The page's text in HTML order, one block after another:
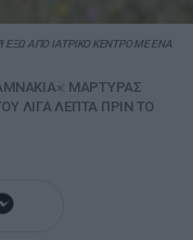
ΕΞΩ ΑΠΟ ΙΑΤΡΙΚΟ ΚΕΝΤΡΟ ΜΕ ΕΝΑ
ΜΑΡΤΥΡΑΣ
ΛΙΓΑ ΛΕΠΤΑ ΠΡΙΝ ΤΟ